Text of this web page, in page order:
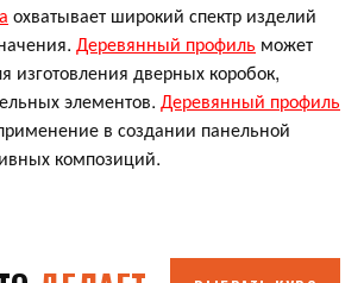
охватывает широкий спектр изделий
Деревянный профиль может
изготовления дверных коробок,
элементов. Деревянный профиль
в создании панельной
композиций.